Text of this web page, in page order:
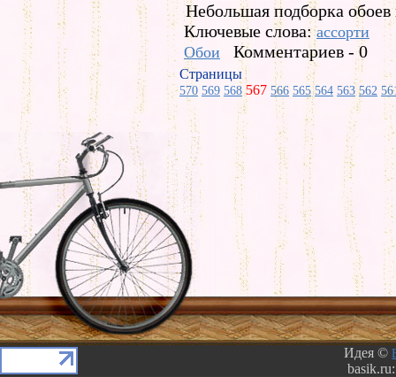
Небольшая подборка
Ключевые слова:ассорти
Обои
Комментариев - 0
Страницы
570 569 568 567 566 565 564 563 562
Идея ©